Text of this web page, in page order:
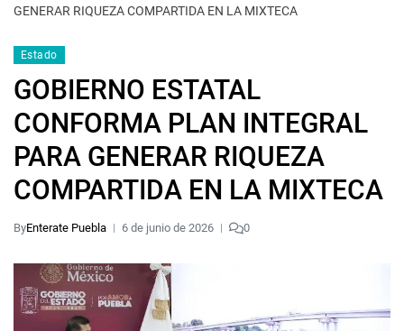
GENERAR RIQUEZA COMPARTIDA EN LA MIXTECA
Estado
GOBIERNO ESTATAL
CONFORMA PLAN INTEGRAL
PARA GENERAR RIQUEZA
COMPARTIDA EN LA MIXTECA
ByEnterate Puebla 6 de junio de 2026 0